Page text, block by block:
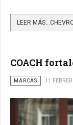
COACH
MARCAS 11